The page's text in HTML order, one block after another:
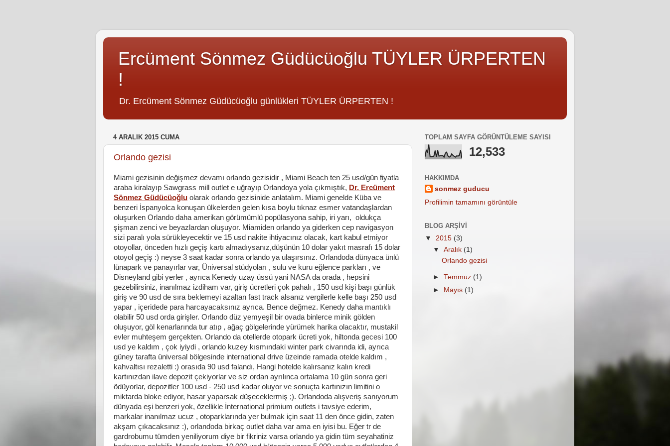
Ercüment Sönmez Güdücüoğlu TÜYLER ÜRPERTEN
!
Dr. Ercüment Sönmez Güdücüoğlu günlükleri TÜYLER ÜRPERTEN !
4 ARALIK 2015 CUMA
Orlando gezisi
Miami gezisinin değişmez devamı orlando gezisidir , Miami Beach ten 25 usd/gün fiyatla
araba kiralayıp Sawgrass mill outlet e uğrayıp Orlandoya yola çıkmıştık, Dr. Ercüment
Sönmez Güdücüoğlu olarak orlando gezisinide anlatalım. Miami genelde Küba ve
benzeri İspanyolca konuşan ülkelerden gelen kısa boylu tıknaz esmer vatandaşlardan
oluşurken Orlando daha amerikan görümümlü popülasyona sahip, iri yarı, oldukça
şişman zenci ve beyazlardan oluşuyor. Miamiden orlando ya giderken cep navigasyon
sizi paralı yola sürükleyecektir ve 15 usd nakite ihtiyacınız olacak, kart kabul etmiyor
otoyollar, önceden hızlı geçiş kartı almadıysanız,düşünün 10 dolar yakıt masrafı 15 dolar
otoyol geçiş :) neyse 3 saat kadar sonra orlando ya ulaşırsınız. Orlandoda dünyaca ünlü
lünapark ve panayırlar var, Üniversal stüdyoları , sulu ve kuru eğlence parkları , ve
Disneyland gibi yerler , ayrıca Kenedy uzay üssü yani NASA da orada , hepsini
gezebilirsiniz, inanılmaz izdiham var, giriş ücretleri çok pahalı , 150 usd kişi başı günlük
giriş ve 90 usd de sıra beklemeyi azaltan fast track alsanız vergilerle kelle başı 250 usd
yapar , içeridede para harcayacaksınız ayrıca. Bence değmez. Kenedy daha mantıklı
olabilir 50 usd orda girişler. Orlando düz yemyeşil bir ovada binlerce minik gölden
oluşuyor, göl kenarlarında tur atıp , ağaç gölgelerinde yürümek harika olacaktır, mustakil
evler muhteşem gerçekten. Orlando da otellerde otopark ücreti yok, hiltonda gecesi 100
usd ye kaldım , çok iyiydi , orlando kuzey kısmındaki winter park civarında idi, ayrıca
güney tarafta üniversal bölgesinde international drive üzeinde ramada otelde kaldım ,
kahvaltısı rezaletti :) orasıda 90 usd falandı, Hangi hotelde kalırsanız kalın kredi
kartınızdan ilave depozit çekiyorlar ve siz ordan ayrılınca ortalama 10 gün sonra geri
ödüyorlar, depozitler 100 usd - 250 usd kadar oluyor ve sonuçta kartınızın limitini o
miktarda bloke ediyor, hasar yaparsak düşeceklermiş ;). Orlandoda alışveriş sanıyorum
dünyada eşi benzeri yok, özellikle İnternational primium outlets i tavsiye ederim,
markalar inanılmaz ucuz , otoparklarında yer bulmak için saat 11 den önce gidin, zaten
akşam çıkacaksınız :), orlandoda birkaç outlet daha var ama en iyisi bu. Eğer tr de
gardrobumu tümden yeniliyorum diye bir fikriniz varsa orlando ya gidin tüm seyahatiniz
TOPLAM SAYFA GÖRÜNTÜLEME SAYISI
12,533
HAKKIMDA
sonmez guducu
Profilimin tamamını görüntüle
BLOG ARŞIVI
▼ 2015 (3)
▼Aralık (1)
Orlando gezisi
►Temmuz (1)
►
Mayıs (1)